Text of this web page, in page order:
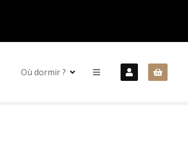
Où dormir ?